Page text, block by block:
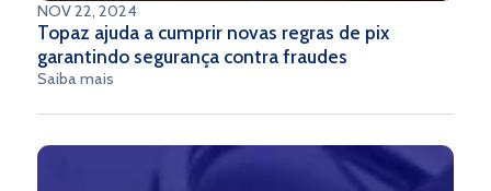
NOV 22, 2024
Topaz ajuda a cumprir novas regras de pix
garantindo segurança contra fraudes
Saiba mais